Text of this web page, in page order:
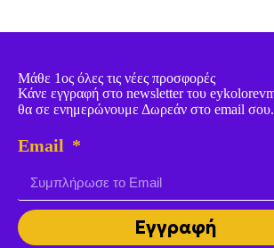
Μάθε 1ος όλες τις νέες προσφορές
Κάνε εγγραφή στο newsletter του
θα σε ενημερώνουμε Δωρεάν στο email σου.
Email
Εγγραφή